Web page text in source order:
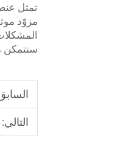
تمثل
ستتمكن
التالي: